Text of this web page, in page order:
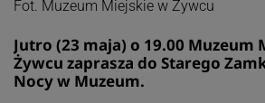
Fot. Muzeum Miejskie w Żywcu
Jutro (23 maja) o 19.00 Muzeum
Żywcu zaprasza do Starego
Nocy w Muzeum.